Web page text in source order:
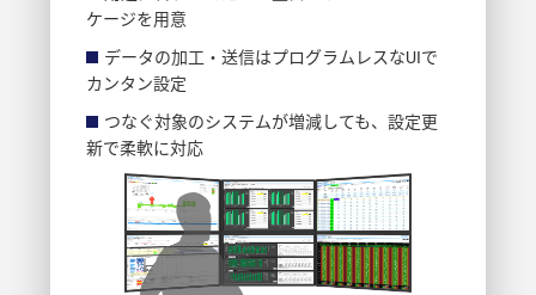
ケージを用意
データの加工・送信はプログラムレスなUIで
カンタン設定
つなぐ対象のシステムが増減しても、設定更
新で柔軟に対応